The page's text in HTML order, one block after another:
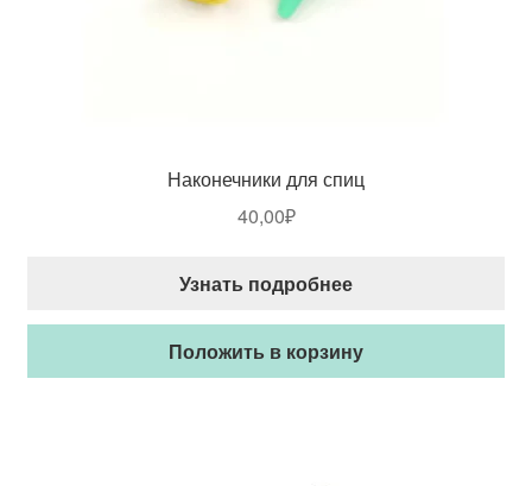
Наконечники для спиц
40,00₽
Узнать подробнее
Положить в корзину